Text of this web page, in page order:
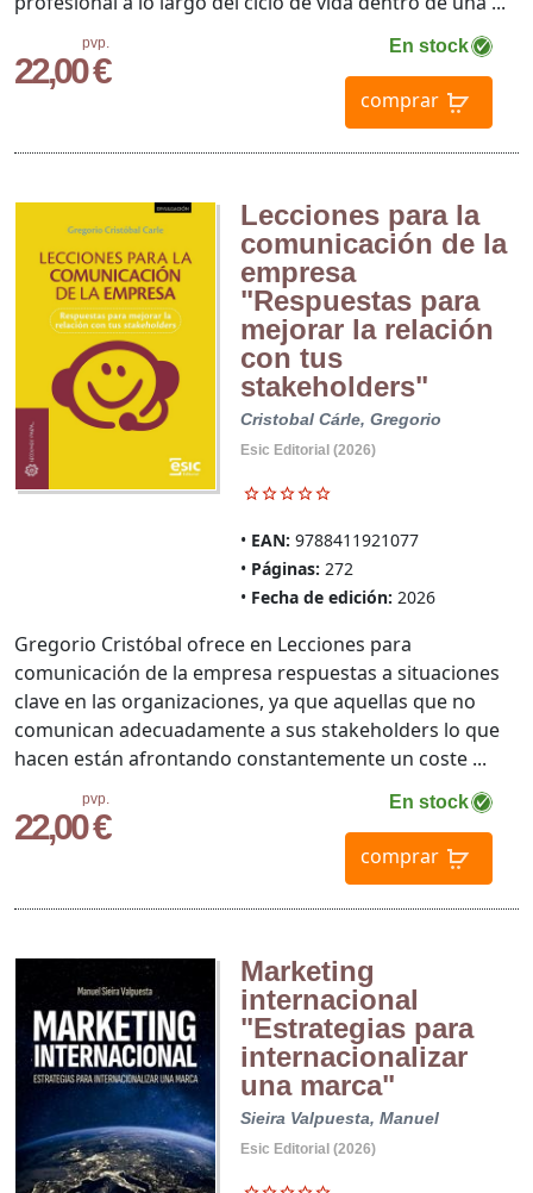
pvp.
22,00 €
En stock
comprar
Lecciones para la
comunicación de la
empresa
"Respuestas para
mejorar la relación
con tus
stakeholders"
Cristobal Cárle, Gregorio
Esic Editorial (2026)
EAN: 9788411921077
Páginas: 272
Fecha de edición: 2026
pvp.
22,00 €
En stock
comprar
Gregorio Cristóbal ofrece en Lecciones para
comunicación de la empresa respuestas a situaciones
clave en las organizaciones, ya que aquellas que no
comunican adecuadamente a sus stakeholders lo que
hacen están afrontando constantemente un coste ...
Marketing
internacional
"Estrategias para
internacionalizar
una marca"
Sieira Valpuesta, Manuel
Esic Editorial (2026)